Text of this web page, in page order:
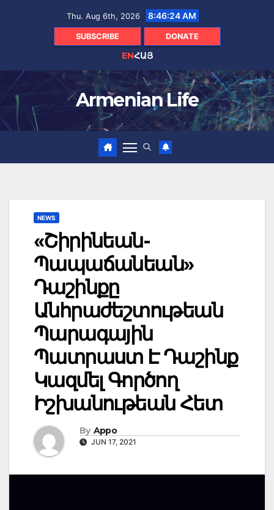
Thu. Aug 6th, 2026 8:46:25 AM
SUBSCRIBE DONATE
ENՀԱՅ
Armenian Life
NEWS
«Շիրինեան-
Պապաճանեան»
Դաշինքը
Անհրաժեշտութեան
Պարագային
Պատրաստ Է Դաշինք
Կազմել Գործող
Իշխանութեան Հետ
By Appo
JUN 17, 2021